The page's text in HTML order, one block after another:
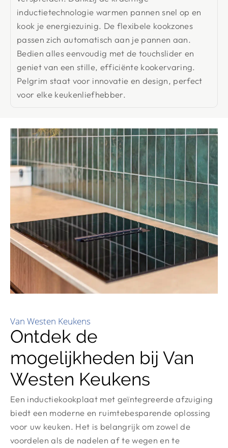
inductietechnologie warmen pannen snel op en
kook je energiezuinig. De flexibele kookzones
passen zich automatisch aan je pannen aan.
Bedien alles eenvoudig met de touchslider en
geniet van een stille, efficiënte kookervaring.
Pelgrim staat voor innovatie en design, perfect
voor elke keukenliefhebber.
Van Westen Keukens
Ontdek de
mogelijkheden bij Van
Westen Keukens
Een inductiekookplaat met geïntegreerde afzuiging
biedt een moderne en ruimtebesparende oplossing
voor uw keuken. Het is belangrijk om zowel de
voordelen als de nadelen af te wegen en te